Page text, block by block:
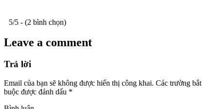
5/5 - (2 bình chọn)
Leave a comment
Trả lời
Email của bạn sẽ không được hiển thị công khai. Các trường bắt
buộc được đánh dấu *